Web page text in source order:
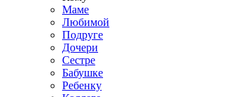
Маме
Любимой
Подруге
Дочери
Сестре
Бабушке
Ребенку